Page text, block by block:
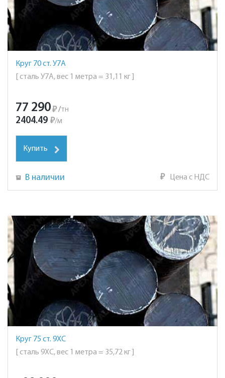
Круг 70 ст. У7А
[ сталь У7А, вес 1 метра = 31,11 кг ]
77 290₽ /тн
2404.49 ₽/м
Купить
В наличии ₽ Цена с НДС
Круг 75 ст. 9ХС
[ сталь 9ХС, вес 1 метра = 35,72 кг ]